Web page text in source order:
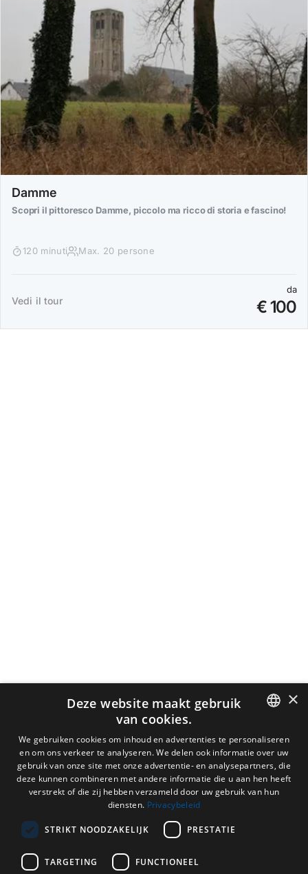
Damme
Scopri il pittoresco Damme, piccolo ma ricco di storia e fascino!
120 minuti Max. 20 persone
Vedi il tour
da
€ 100
DUTCH
FRENCH
×
Deze website maakt gebruik
van cookies.
We gebruiken cookies om inhoud en advertenties te personaliseren
en om ons verkeer te analyseren. We delen ook informatie over uw
gebruik van onze site met onze advertentie- en analysepartners, die
deze kunnen combineren met andere informatie die u aan hen heeft
verstrekt of die zij hebben verzameld door uw gebruik van hun
diensten. Privacybeleid
STRIKT NOODZAKELIJK PRESTATIE
TARGETING FUNCTIONEEL